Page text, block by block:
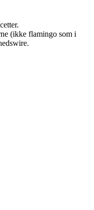
(ikke flamingo som i